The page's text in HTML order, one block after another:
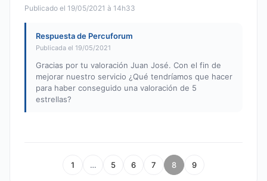
Publicado el 19/05/2021 à 14h33
Respuesta de Percuforum
Publicada el 19/05/2021
Gracias por tu valoración Juan José. Con el fin de
mejorar nuestro servicio ¿Qué tendríamos que hacer
para haber conseguido una valoración de 5
estrellas?
1 … 5 6 7 8 9